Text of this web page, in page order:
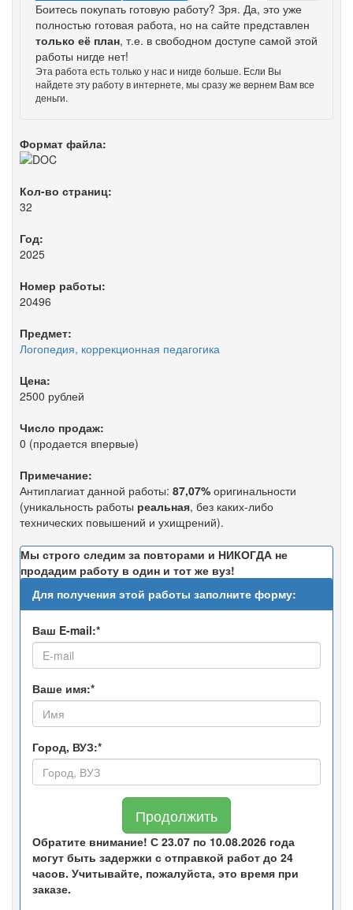
Боитесь покупать готовую работу? Зря. Да, это уже
полностью готовая работа, но на сайте представлен
только её план, т.е. в свободном доступе самой этой
работы нигде нет!
Эта работа есть только у нас и нигде больше. Если Вы
найдете эту работу в интернете, мы сразу же вернем Вам все
деньги.
Формат файла:
Кол-во страниц:
32
Год:
2025
Номер работы:
20496
Предмет:
Логопедия, коррекционная педагогика
Цена:
2500 рублей
Число продаж:
0 (продается впервые)
Примечание:
Антиплагиат данной работы: 87,07% оригинальности
(уникальность работы реальная, без каких-либо
технических повышений и ухищрений).
Мы строго следим за повторами и НИКОГДА не
продадим работу в один и тот же вуз!
Для получения этой работы заполните форму:
Ваш E-mail:*
Ваше имя:*
Город, ВУЗ:*
Продолжить
Обратите внимание! С 23.07 по 10.08.2026 года
могут быть задержки с отправкой работ до 24
часов. Учитывайте, пожалуйста, это время при
заказе.